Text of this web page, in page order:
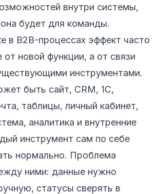
внутри системы,
будет для команды.
в B2B-процессах эффект часто
от новой функции, а от связи
инструментами.
быть сайт, CRM, 1С,
таблицы, личный кабинет,
аналитика и внутренние
инструмент сам по себе
нормально. Проблема
ними: данные нужно
статусы сверять в